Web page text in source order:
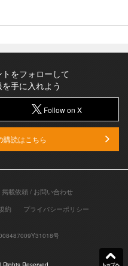
をフォローして
手に入れよう
Follow on X
読はこちら
掲載依頼 / お問い合わせ
約 プライバシーポリシー
号